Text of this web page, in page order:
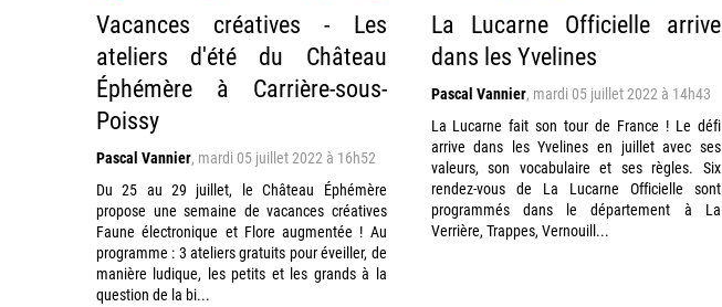
Vacances créatives - Les
ateliers d'été du Château
Éphémère à Carrière-sous-
Poissy
Pascal Vannier, mardi 05 juillet 2022 à 16h52
Du 25 au 29 juillet, le Château Éphémère
propose une semaine de vacances créatives
Faune électronique et Flore augmentée ! Au
programme : 3 ateliers gratuits pour éveiller, de
manière ludique, les petits et les grands à la
question de la bi...
La Lucarne Officielle arrive
dans les Yvelines
Pascal Vannier, mardi 05 juillet 2022 à 14h43
La Lucarne fait son tour de France ! Le défi
arrive dans les Yvelines en juillet avec ses
valeurs, son vocabulaire et ses règles. Six
rendez-vous de La Lucarne Officielle sont
programmés dans le département à La
Verrière, Trappes, Vernouill...